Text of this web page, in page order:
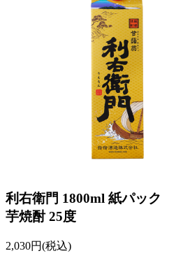
利右衛門 1800ml 紙パック
芋焼酎 25度
2,030円(税込)